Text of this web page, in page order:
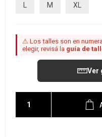
L M XL
⚠ Los talles son en
elegir, revisá la guía de
Ver